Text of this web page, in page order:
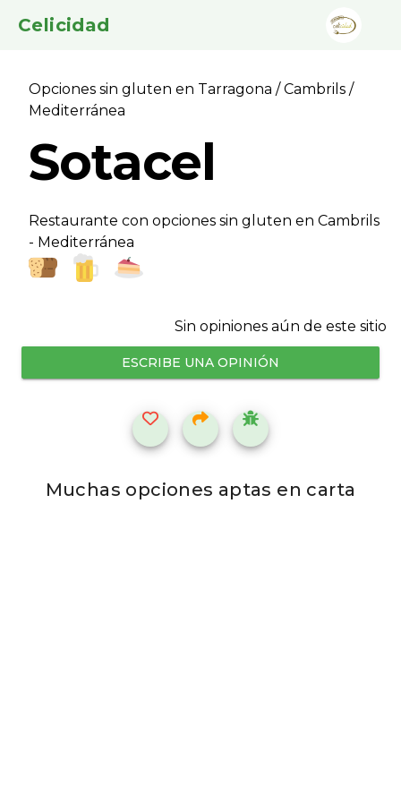
Celicidad
Opciones sin gluten en Tarragona /Cambrils /
Mediterránea
Sotacel
Restaurante con opciones sin gluten en Cambrils
- Mediterránea
Sin opiniones aún de este sitio
ESCRIBE UNA OPINIÓN
Muchas opciones aptas en carta